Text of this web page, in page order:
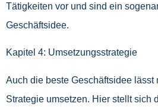
Tätigkeiten vor und sind ein
Geschäftsidee.
Kapitel 4: Umsetzungsstrategie
Auch die beste Geschäftsidee lässt
Strategie umsetzen. Hier stellt sich